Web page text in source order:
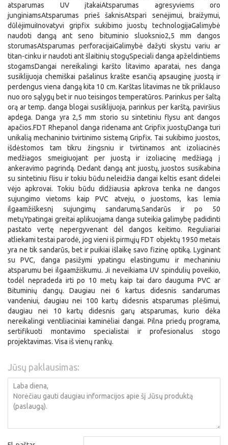
atsparumas UV įtakaiAtsparumas agresyviems oro
junginiamsAtsparumas prieš šaknisAtspari senėjimui, braižymui,
dūlėjimuiInovatyvi gripfix sukibimo juostų technologijaGalimybė
naudoti dangą ant seno bituminio sluoksnio2,5 mm dangos
storumasAtsparumas perforacijaiGalimybė dažyti skystu variu ar
titan-cinku ir naudoti ant šlaitinių stogųSpeciali danga apželdintiems
stogamsDangai nereikalingi karšto litavimo aparatai, nes danga
susiklijuoja chemiškai pašalinus krašte esančią apsauginę juostą ir
perdengus viena dangą kita 10 cm. Karštas litavimas ne tik priklauso
nuo oro sąlygų bet ir nuo teisingos temperatūros. Parinkus per šaltą
orą ar temp. danga blogai susiklijuoja, parinkus per karštą, paviršius
apdega. Danga yra 2,5 mm storio su sintetiniu flysu ant dangos
apačios.FDT Rhepanol danga ridenama ant Gripfix juostųDanga turi
unikalią mechaninio tvirtinimo sistemą Gripfix. Tai sukibimo juostos,
išdėstomos tam tikru žingsniu ir tvirtinamos ant izoliacinės
medžiagos smeigiuojant per juostą ir izoliacinę medžiagą į
ankeravimo pagrindą. Dedant dangą ant juostų, juostos susikabina
su sintetiniu flisu ir tokiu būdu neleidžia dangai keltis esant didelei
vėjo apkrovai. Tokiu būdu didžiausia apkrova tenka ne dangos
sujungimo vietoms kaip PVC atveju, o juostoms, kas lemia
ilgaamžiškesnį sujungimų sandarumą.Sandarūs ir po 50
metųYpatingai greitai aplikuojama danga suteikia galimybę padidinti
pastato vertę nepergyvenant dėl dangos keitimo. Reguliariai
atliekami testai parodė, jog vieni iš pirmųjų FDT objektų 1950 metais
yra ne tik sandarūs, bet ir puikiai išlaikę savo fizinę optiką. Lyginant
su PVC, danga pasižymi ypatingu elastingumu ir mechaniniu
atsparumu bei ilgaamžiškumu. Ji neveikiama UV spindulių poveikio,
todėl nepradeda irti po 10 metų kaip tai daro dauguma PVC ar
Bituminių dangų. Daugiau nei 6 kartus didesnis sandarumas
vandeniui, daugiau nei 100 kartų didesnis atsparumas plėšimui,
daugiau nei 10 kartų didesnis garų atsparumas, kurio dėka
nereikalingi ventiliaciniai kaminėliai dangai. Pilna priedų programa,
sertifikuoti montavimo specialistai ir profesionalus stogo
projektavimas. Visa iš vienų rankų.
Jūsų paklausimas: